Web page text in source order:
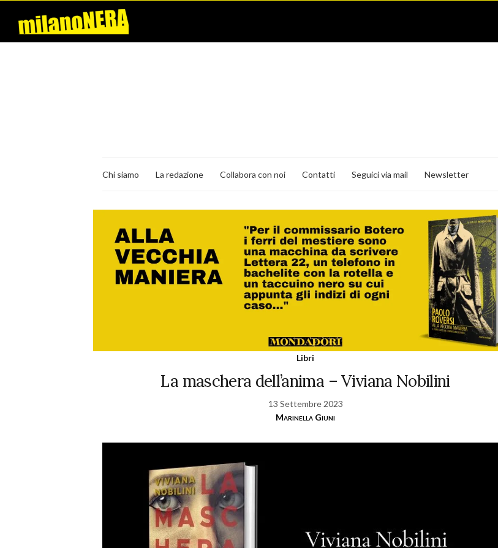
Chi siamo La redazione Collabora con noi Contatti Seguici via mail Newsletter
Libri
La maschera dell’anima – Viviana Nobilini
13 Settembre 2023
Marinella Giuni